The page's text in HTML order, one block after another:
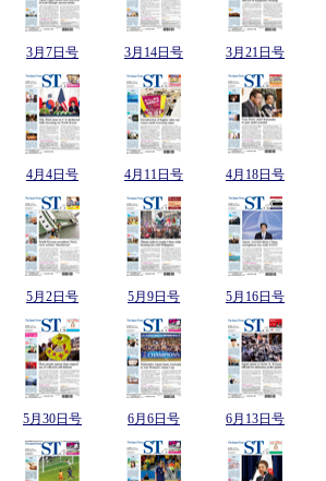
3月7日号 3月14日号 3月21日号
4月4日号 4月11日号 4月18日号
5月2日号 5月9日号 5月16日号
5月30日号 6月6日号 6月13日号